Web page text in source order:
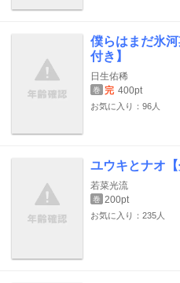
僕らはまだ氷
付き】
日生佑稀
巻 完 400pt
お気に入り：96人
ユウキとナオ【
若菜光流
巻 200pt
お気に入り：235人